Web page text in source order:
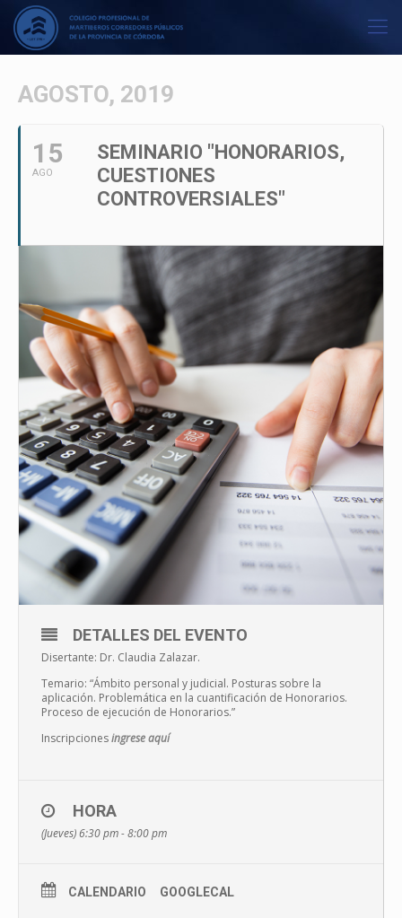
AGOSTO, 2019
15
AGO
SEMINARIO "HONORARIOS,
CUESTIONES
CONTROVERSIALES"
DETALLES DEL EVENTO
Disertante: Dr. Claudia Zalazar.
Temario: “Ámbito personal y judicial. Posturas sobre la
aplicación. Problemática en la cuantificación de Honorarios.
Proceso de ejecución de Honorarios.”
Inscripcionesingrese aquí
HORA
(Jueves) 6:30 pm - 8:00 pm
CALENDARIO GOOGLECAL